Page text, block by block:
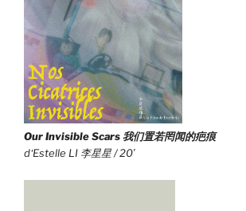
Our Invisible Scars我们置若罔闻的疤痕
d‘Estelle LI 李星星 / 20′